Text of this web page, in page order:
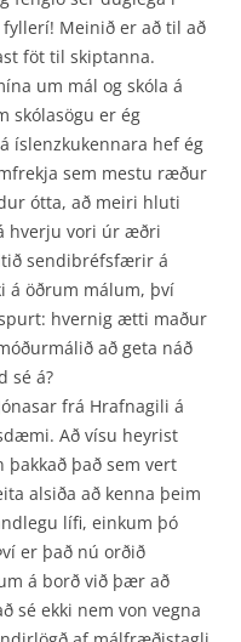
Meinið er að til að
föt til skiptanna.
um mál og skóla á
skólasögu er ég
íslenzkukennara hef ég
sem mestu ræður
ótta, að meiri hluti
hverju vori úr æðri
sendi­bréfsfærir á
á öðrum málum, því
hvernig ætti maður
að geta náð
sé á?
frá Hrafnagili á
Að vísu heyrist
það sem vert
alsiða að kenna þeim
lífi, einkum þó
er það nú orðið
á borð við þær að
sé ekki nem von vegna